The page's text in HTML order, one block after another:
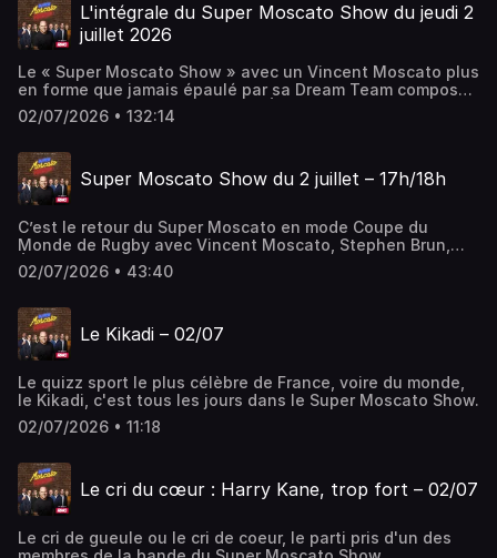
L'intégrale du Super Moscato Show du jeudi 2
juillet 2026
Le « Super Moscato Show » avec un Vincent Moscato plus
en forme que jamais épaulé par sa Dream Team composée
de Pierre Dorian, Adrien Aigoin, Éric Di Meco, Denis
Charvet, Stephen Brun et de Marion Bartoli, Philippe
pourquoi ne pas en rire !
02/07/2026 • 132:14
Super Moscato Show du 2 juillet – 17h/18h
C’est le retour du Super Moscato en mode Coupe du
Monde de Rugby avec Vincent Moscato, Stephen Brun,
Éric Di Meco, Denis Charvet et Marion Bartoli. Au
programme de cette dernière heure: les meilleurs débats
quizz sportif, le Kikadi.
02/07/2026 • 43:40
Le Kikadi – 02/07
Le quizz sport le plus célèbre de France, voire du monde,
le Kikadi, c'est tous les jours dans le Super Moscato Show.
02/07/2026 • 11:18
Le cri du cœur : Harry Kane, trop fort – 02/07
Le cri de gueule ou le cri de coeur, le parti pris d'un des